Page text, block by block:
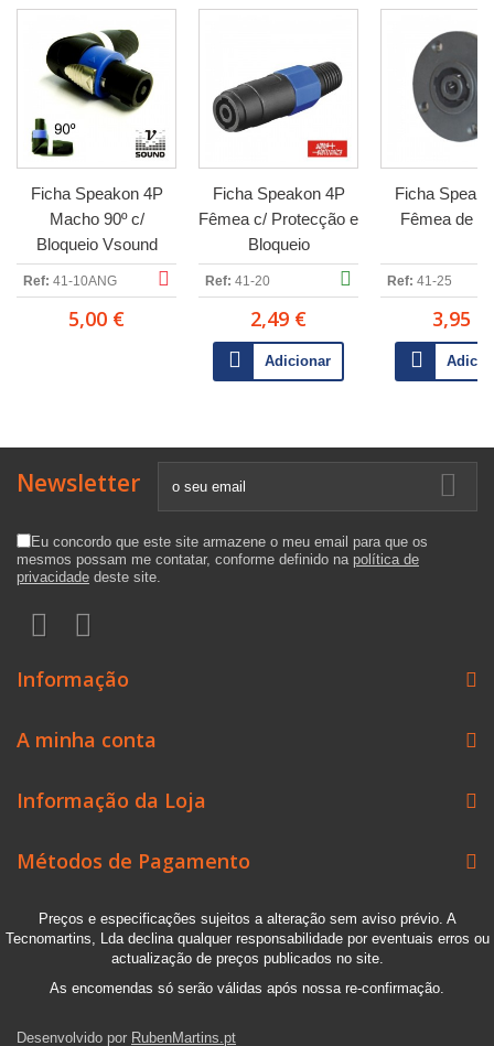
Ficha Speakon 4P
Macho 90º c/
Bloqueio Vsound
Ref: 41-10ANG
5,00 €
Ficha Speakon 4P
Fêmea c/ Protecção e
Bloqueio
Ref: 41-20
2,49 €
Adicionar
Ficha
Fêmea de
Ref: 41-25
3,95 €
Newsletter
Eu concordo que este site armazene o meu email para que os
mesmos possam me contatar, conforme definido na política de
privacidade deste site.
Informação
A minha conta
Informação da Loja
Métodos de Pagamento
Preços e especificações sujeitos a alteração sem aviso prévio. A
Tecnomartins, Lda declina qualquer responsabilidade por eventuais erros ou
actualização de preços publicados no site.
As encomendas só serão válidas após nossa re-confirmação.
Desenvolvido por RubenMartins.pt